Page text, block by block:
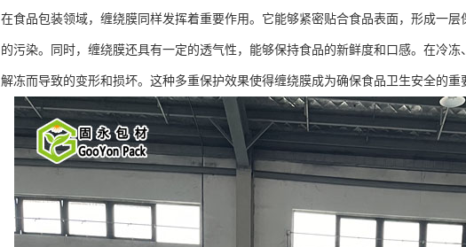
在食品包装领域，缠绕膜同样发挥着重要作用。它能够紧密贴合食品表面，形成一
的污染。同时，缠绕膜还具有一定的透气性，能够保持食品的新鲜度和口感。在冷
解冻而导致的变形和损坏。这种多重保护效果使得缠绕膜成为确保食品卫生安全的重